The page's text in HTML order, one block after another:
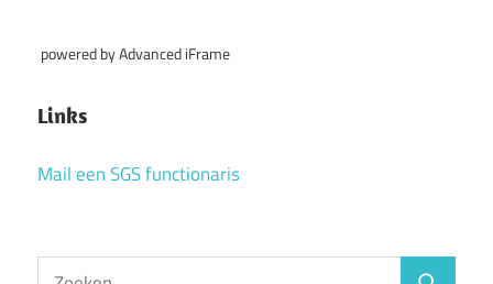
powered by Advanced iFrame
Links
Mail een SGS functionaris
Zoeken